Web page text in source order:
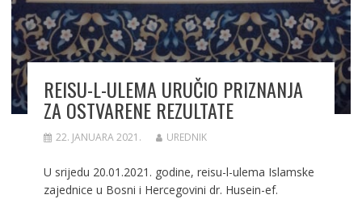
REISU-L-ULEMA URUČIO PRIZNANJA
ZA OSTVARENE REZULTATE
22. JANUARA 2021. UREDNIK
U srijedu 20.01.2021. godine, reisu-l-ulema Islamske
zajednice u Bosni i Hercegovini dr. Husein-ef.